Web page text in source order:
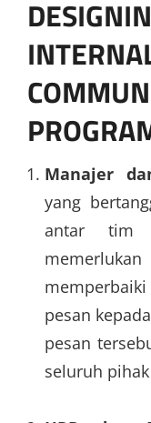
Manajer
yang
antar tim
pesan
pesan
seluruh